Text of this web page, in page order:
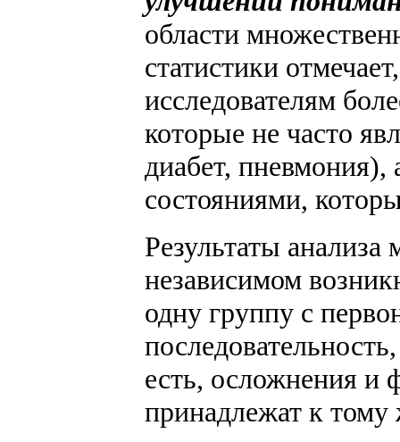
области
статистики
исследователям
которые не часто
диабет,
состояниями,
Результаты
независимом
одну группу с
есть, осложнения и
принадлежат к